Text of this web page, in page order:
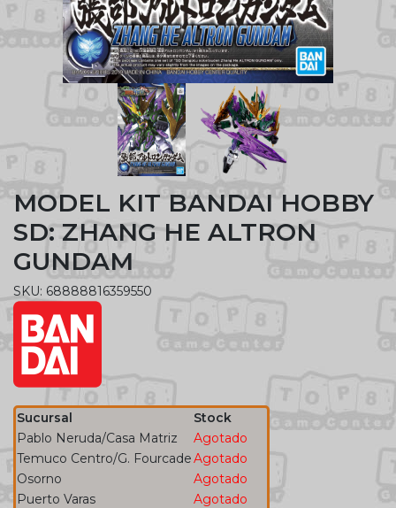
MODEL KIT BANDAI HOBBY
SD: ZHANG HE ALTRON
GUNDAM
SKU: 68888816359550
Sucursal
Stock
Pablo Neruda/Casa Matriz
Agotado
Temuco Centro/G. FourcadeAgotado
Osorno
Agotado
Puerto Varas
Agotado